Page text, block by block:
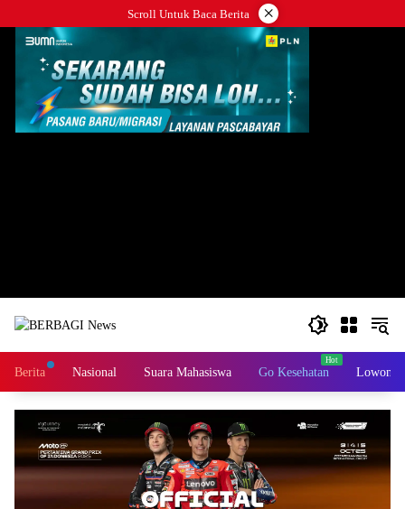
ke
konten
Scroll Untuk Baca Berita ×
Berita Nasional Suara Mahasiswa Go Kesehatan